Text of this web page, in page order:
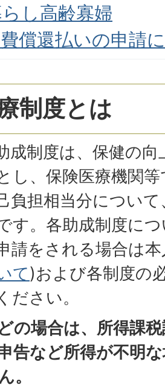
し高齢寡婦
償還払いの申請
制度とは
成制度は、保健の
し、保険医療機関
負担相当分につい
す。各助成制度に
請をされる場合は
て)および各制度の
ださい。
の場合は、所得課
告など所得が不明
。